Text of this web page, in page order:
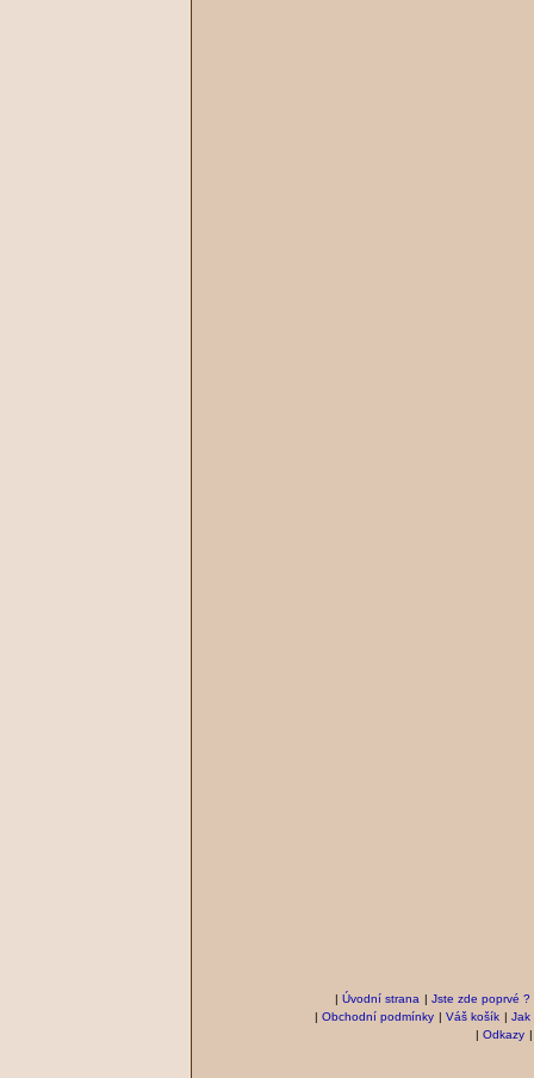
| Úvodní strana | Jste zde poprvé ?
| Obchodní podmínky | Váš košík | Jak
| Odkazy